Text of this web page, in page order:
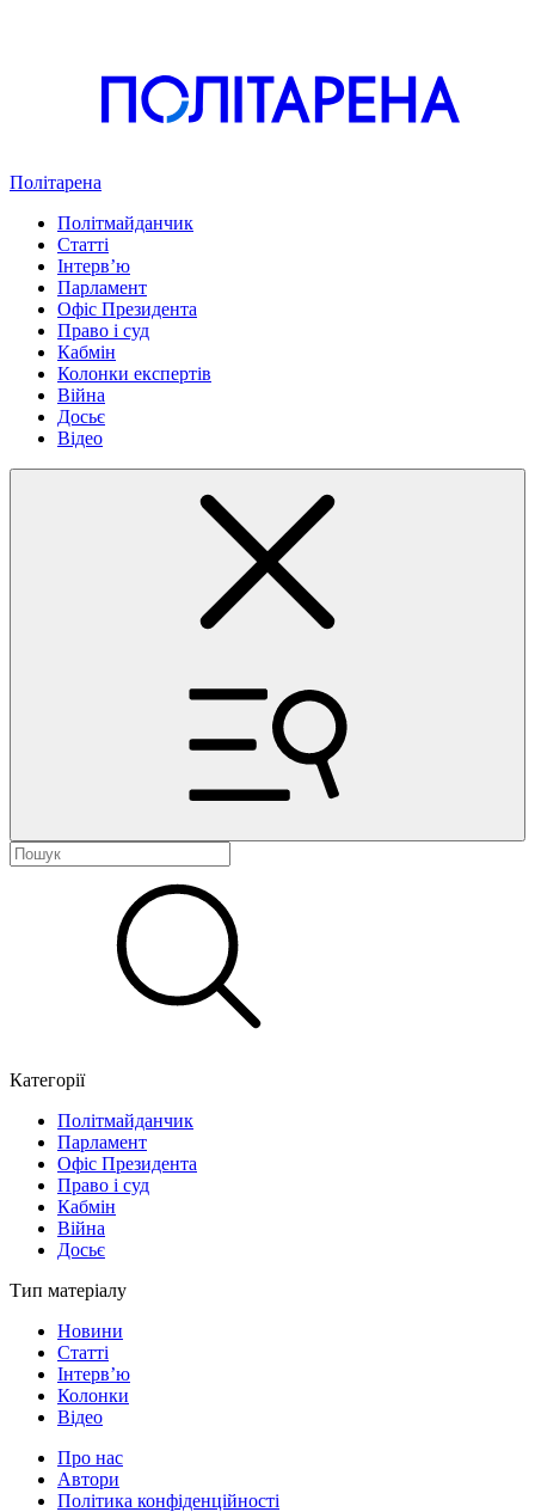
Політарена
Політмайданчик
Статті
Інтервʼю
Парламент
Офіс Президента
Право і суд
Кабмін
Колонки експертів
Війна
Досьє
Відео
Категорії
Політмайданчик
Парламент
Офіс Президента
Право і суд
Кабмін
Війна
Досьє
Тип матеріалу
Новини
Статті
Інтерв’ю
Колонки
Відео
Про нас
Автори
Політика конфіденційності